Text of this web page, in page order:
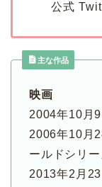
公式
主な作品
映画
2004年10月9
2006年10月
ールドシリー
2013年2月